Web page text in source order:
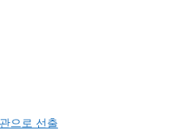
으로 선출